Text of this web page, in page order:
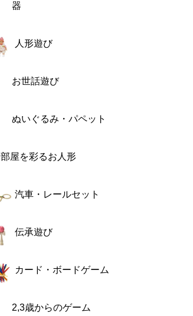
器
人形遊び
お世話遊び
ぬいぐるみ・パペット
屋を彩るお人形
汽車・レールセット
伝承遊び
カード・ボードゲーム
2,3歳からのゲーム